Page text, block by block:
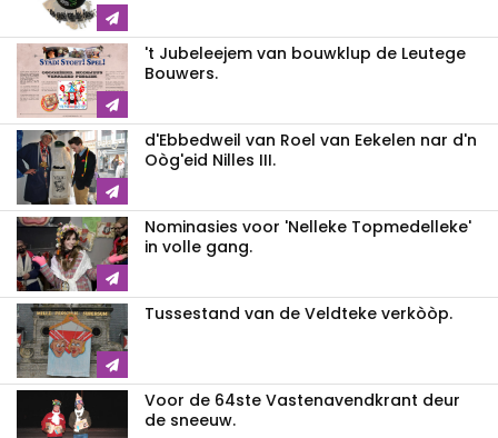
't Jubeleejem van bouwklup de Leutege
Bouwers.
d'Ebbedweil van Roel van Eekelen nar d'n
Oòg'eid Nilles III.
Nominasies voor 'Nelleke Topmedelleke'
in volle gang.
Tussestand van de Veldteke verkòòp.
Voor de 64ste Vastenavendkrant deur
de sneeuw.